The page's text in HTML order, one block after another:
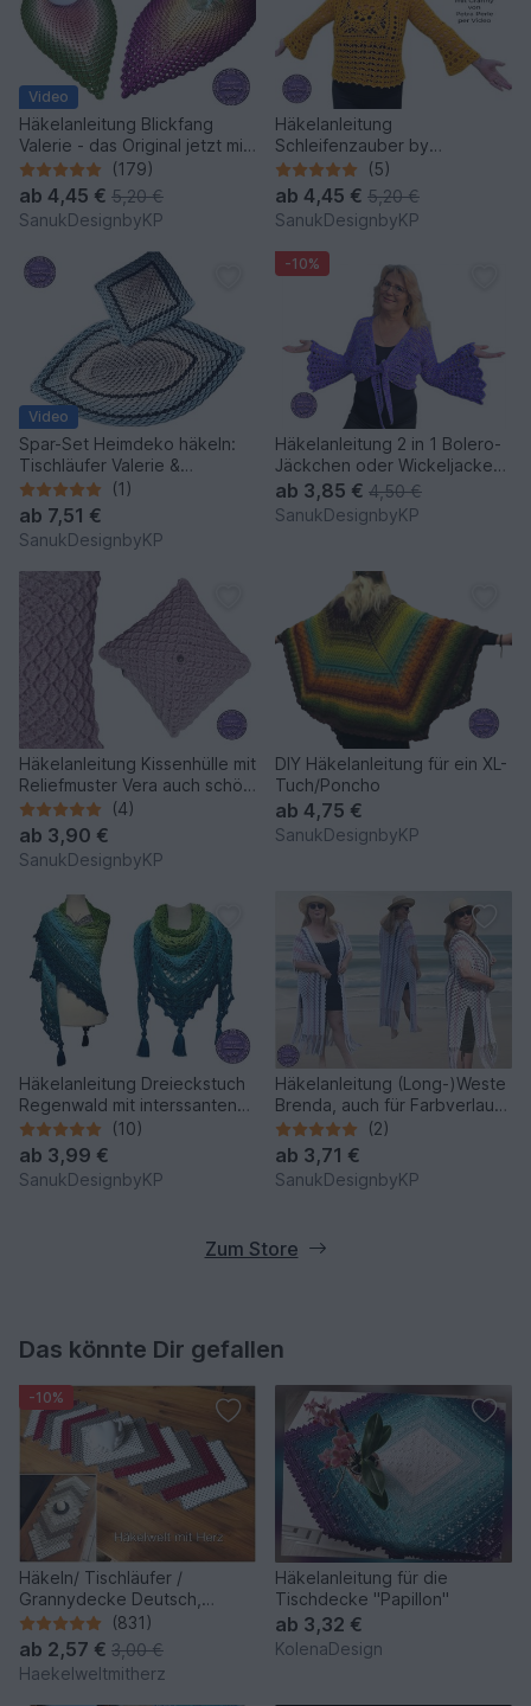
Video
Häkelanleitung Blickfang
Valerie - das Original jetzt mit
Video
(179)
ab 4,45 € 5,20 €
SanukDesignbyKP
Häkelanleitung
Schleifenzauber by
PetraPerle und SanukDesign
(5)
ab 4,45 € 5,20 €
SanukDesignbyKP
Video
Spar-Set Heimdeko häkeln:
Tischläufer Valerie &
Tischdecke oder Kissen Vera
(1)
ab 7,51 €
SanukDesignbyKP
-10%
Häkelanleitung 2 in 1 Bolero-
Jäckchen oder Wickeljacke
Nicki
ab 3,85 € 4,50 €
SanukDesignbyKP
Häkelanleitung Kissenhülle mit
Reliefmuster Vera auch schön
im Farbverlauf
(4)
ab 3,90 €
SanukDesignbyKP
DIY Häkelanleitung für ein XL-
Tuch/Poncho
ab 4,75 €
SanukDesignbyKP
Häkelanleitung Dreieckstuch
Regenwald mit interssanten
neuen Mustern
(10)
ab 3,99 €
SanukDesignbyKP
Häkelanleitung (Long-)Weste
Brenda, auch für Farbverlauf
geeignet
(2)
ab 3,71 €
SanukDesignbyKP
Zum Store
Das könnte Dir gefallen
-10%
Häkeln/ Tischläufer /
Grannydecke Deutsch,
Englisch und Italienisch
(831)
ab 2,57 € 3,00 €
Haekelweltmitherz
Häkelanleitung für die
Tischdecke "Papillon"
ab 3,32 €
KolenaDesign